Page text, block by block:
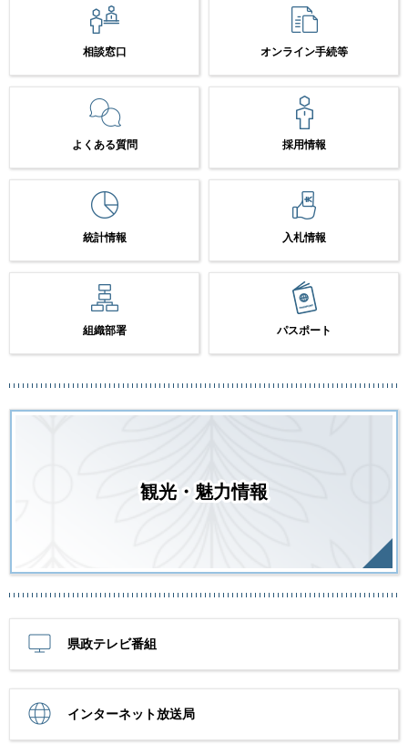
相談窓口 オンライン手続等
よくある質問 採用情報
統計情報 入札情報
組織部署 パスポート
観光・魅力情報
県政テレビ番組
インターネット放送局